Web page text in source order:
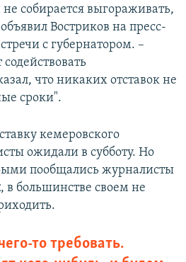
собирается выгораживать,
Востриков на пресс-
с губернатором. –
что никаких отставок не
сроки".
кемеровского
ожидали в субботу. Но
пообщались журналисты
, в большинстве своем не
то требовать.